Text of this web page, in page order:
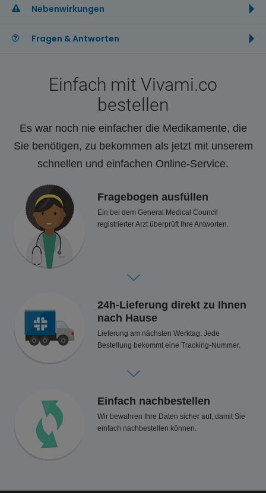
Nebenwirkungen
Fragen & Antworten
Einfach mit Vivami.co
bestellen
Es war noch nie einfacher die Medikamente, die
Sie benötigen, zu bekommen als jetzt mit unserem
schnellen und einfachen Online-Service.
Fragebogen ausfüllen
Ein bei dem General Medical Council
registrierter Arzt überprüft Ihre Antworten.
24h-Lieferung direkt zu Ihnen
nach Hause
Lieferung am nächsten Werktag. Jede
Bestellung bekommt eine Tracking-Nummer.
Einfach nachbestellen
Wir bewahren Ihre Daten sicher auf, damit Sie
einfach nachbestellen können.